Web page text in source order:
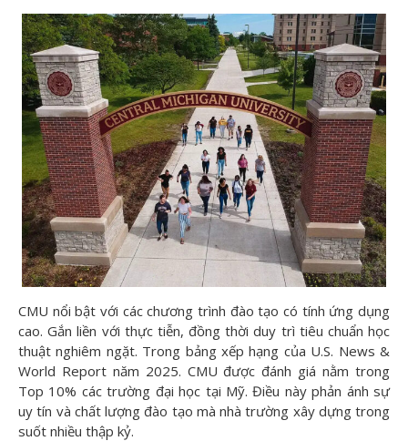
CMU nổi bật với các chương trình đào tạo có tính ứng dụng
cao. Gắn liền với thực tiễn, đồng thời duy trì tiêu chuẩn học
thuật nghiêm ngặt. Trong bảng xếp hạng của U.S. News &
World Report năm 2025. CMU được đánh giá nằm trong
Top 10% các trường đại học tại Mỹ. Điều này phản ánh sự
uy tín và chất lượng đào tạo mà nhà trường xây dựng trong
suốt nhiều thập kỷ.